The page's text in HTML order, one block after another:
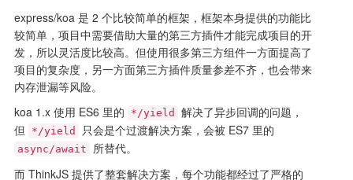
express/koa 是 2 个比较简单的框架，框架本身提供的功能比
较简单，项目中需要借助大量的第三方插件才能完成项目的开
发，所以灵活度比较高。但使用很多第三方组件一方面提高了
项目的复杂度，另一方面第三方插件质量参差不齐，也会带来
内存泄漏等风险。
koa 1.x 使用 ES6 里的
*/yield
解决了异步回调的问题，
但
*/yield 只会是个过渡解决方案，会被 ES7 里的
async/await
所替代。
而 ThinkJS 提供了整套解决方案，每个功能都经过了严格的